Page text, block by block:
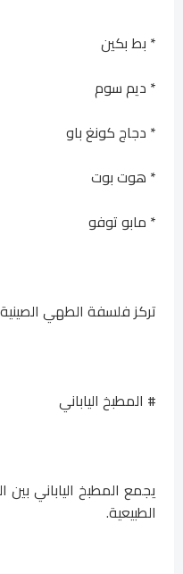
* بط بكين
* ديم سوم
* دجاج كونغ باو
* هوت بوت
* مابو توفو
تركز فلسفة الطهي
# المطبخ الياباني
يجمع المطبخ الياباني
الطبيعية.